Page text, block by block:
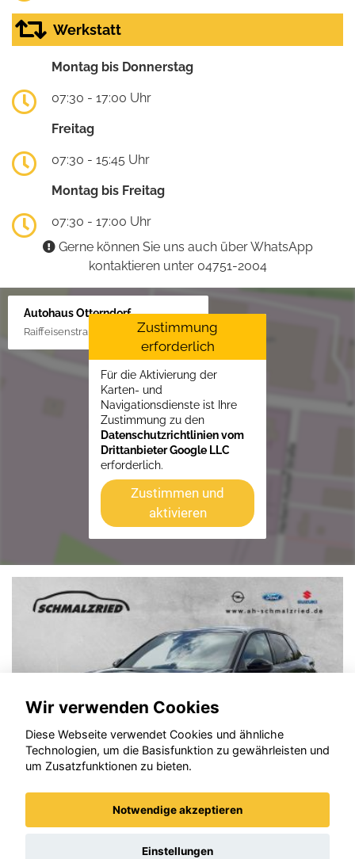
Werkstatt
Montag bis Donnerstag
07:30 - 17:00 Uhr
Freitag
07:30 - 15:45 Uhr
Montag bis Freitag
07:30 - 17:00 Uhr
Gerne können Sie uns auch über WhatsApp
kontaktieren unter 04751-2004
Autohaus Otterndorf
Raiffeisenstraße 1, 21762 Otterndorf
Zustimmung
erforderlich
Für die Aktivierung der
Karten- und
Navigationsdienste ist Ihre
Zustimmung zu den
Datenschutzrichtlinien vom
Drittanbieter Google LLC
erforderlich.
Zustimmen und
aktivieren
Peugeot 3008
Wir verwenden Cookies
Diese Webseite verwendet Cookies und ähnliche
Technologien, um die Basisfunktion zu gewährleisten und
um Zusatzfunktionen zu bieten.
Notwendige akzeptieren
Einstellungen